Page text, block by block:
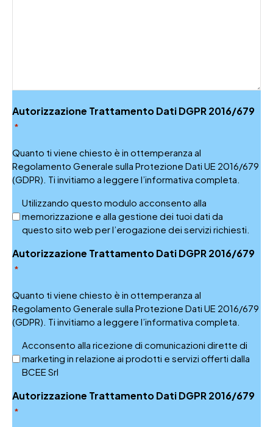
Autorizzazione Trattamento Dati DGPR 2016/679
*
Quanto ti viene chiesto è in ottemperanza al
Regolamento Generale sulla Protezione Dati UE 2016/679
(GDPR). Ti invitiamo a leggere l’informativa completa.
Utilizzando questo modulo acconsento alla
memorizzazione e alla gestione dei tuoi dati da
questo sito web per l’erogazione dei servizi richiesti.
Autorizzazione Trattamento Dati DGPR 2016/679
*
Quanto ti viene chiesto è in ottemperanza al
Regolamento Generale sulla Protezione Dati UE 2016/679
(GDPR). Ti invitiamo a leggere l’informativa completa.
Acconsento alla ricezione di comunicazioni dirette di
marketing in relazione ai prodotti e servizi offerti dalla
BCEE Srl
Autorizzazione Trattamento Dati DGPR 2016/679
*